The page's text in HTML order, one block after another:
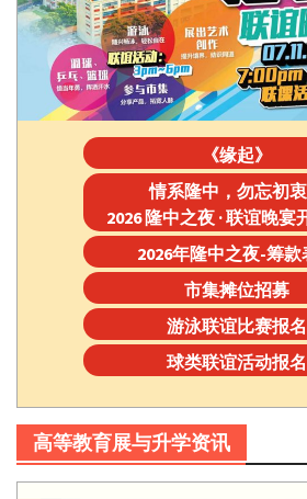
《缘起》
情系隆中，勿忘初衷
2026 隆中之夜 · 联谊晚宴
2026年隆中之夜-筹款
市集摊位招募
游泳联谊比赛报名
球类联谊活动报名
高等教育展与升学资讯